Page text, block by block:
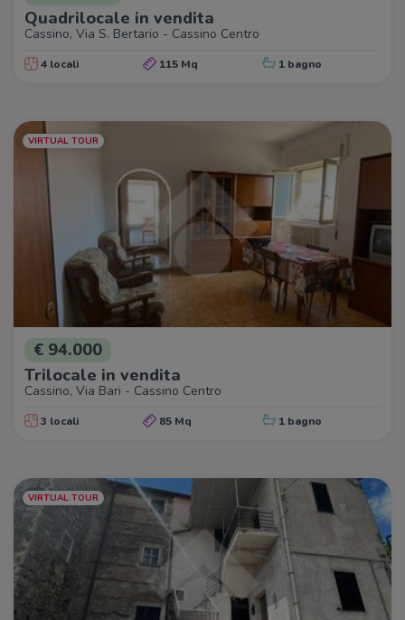
Quadrilocale in vendita
Cassino, Via S. Bertario - Cassino Centro
4 locali 115 Mq 1 bagno
VIRTUAL TOUR
€ 94.000
Trilocale in vendita
Cassino, Via Bari - Cassino Centro
3 locali 85 Mq 1 bagno
VIRTUAL TOUR